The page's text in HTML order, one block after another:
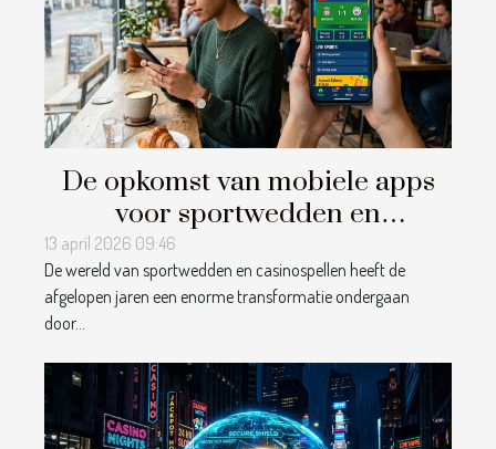
De opkomst van mobiele apps
voor sportwedden en
casinospellen
13 april 2026 09:46
De wereld van sportwedden en casinospellen heeft de
afgelopen jaren een enorme transformatie ondergaan
door...